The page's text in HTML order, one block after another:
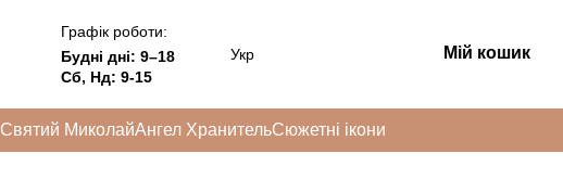
Графік роботи:
Будні дні: 9–18
Сб, Нд: 9-15
Укр Мій кошик
Святий МиколайАнгел ХранительСюжетні ікони